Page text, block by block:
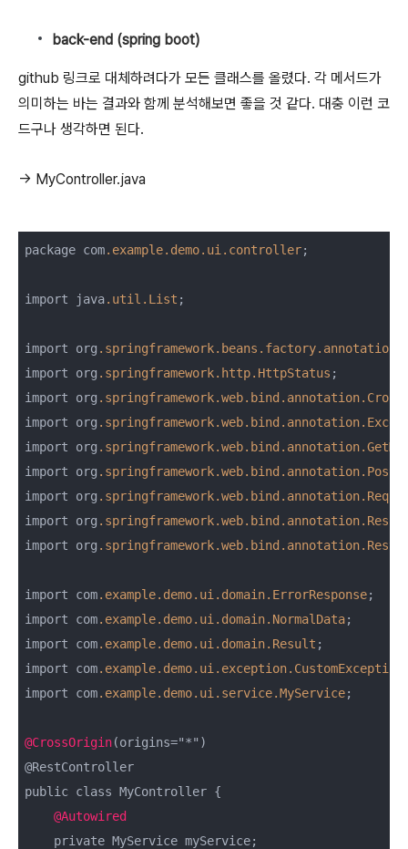
back-end (spring boot)
github 링크로 대체하려다가 모든 클래스를 올렸다. 각 메서드가
의미하는 바는 결과와 함께 분석해보면 좋을 것 같다. 대충 이런 코
드구나 생각하면 된다.
→ MyController.java
package com.example.demo.ui .controller;
import java.util .List ;
import org .springframework.beans .factory.annotation
import org .springframework.http.HttpStatus ;
import org .springframework.web.bind .annotation
import org .springframework.web.bind .annotation
import org .springframework.web.bind .annotation
import org .springframework.web.bind .annotation
import org .springframework.web.bind .annotation
import org .springframework.web.bind .annotation
import org .springframework.web.bind .annotation
import com.example.demo.ui .domain.ErrorResponse;
import com.example.demo.ui .domain.NormalData;
import com.example.demo.ui .domain.Result ;
import com.example.demo.ui .exception.CustomException
import com.example.demo.ui .service.MyService;
@CrossOrigin(origins="*")
@RestController
public class MyController {
@Autowired
    private MyService myService;